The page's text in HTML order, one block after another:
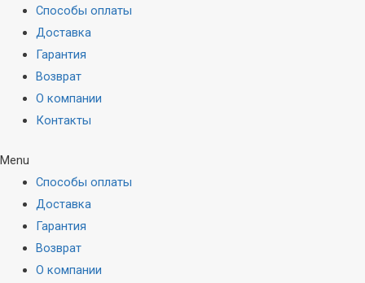
Способы оплаты
Доставка
Гарантия
Возврат
О компании
Контакты
Menu
Способы оплаты
Доставка
Гарантия
Возврат
О компании